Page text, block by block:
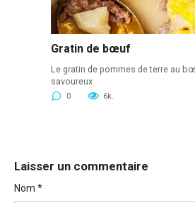
Gratin de bœuf
Le gratin de pommes de terre au
savoureux
0 6k.
Laisser un commentaire
Nom *